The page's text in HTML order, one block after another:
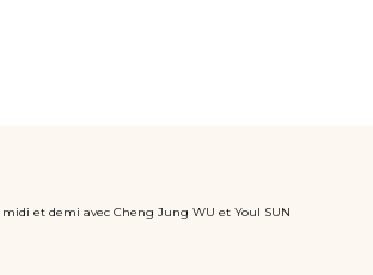
midi et demi avec Cheng Jung WU et Youl SUN